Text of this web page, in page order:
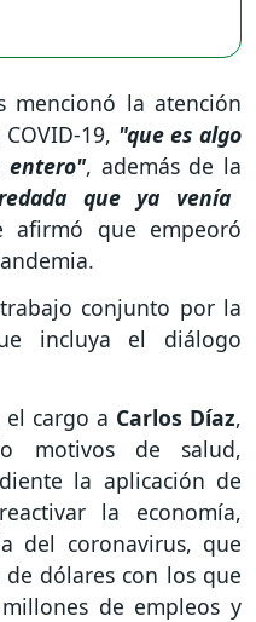
mencionó la atención
19, "que es algo
entero", además de la
que ya venía
que empeoró
conjunto por la
incluya el diálogo
cargo a Carlos Díaz,
motivos de salud,
la aplicación de
la economía,
del coronavirus, que
dólares con los que
de empleos y